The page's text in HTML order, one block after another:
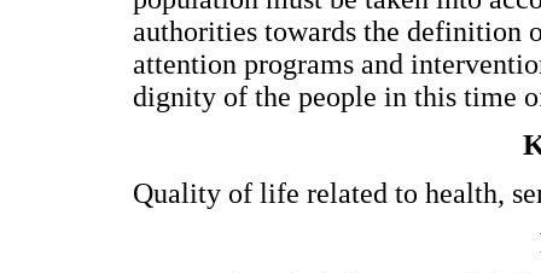
authorities towards the definition
attention programs and
dignity of the people in this time
Quality of life related to health,